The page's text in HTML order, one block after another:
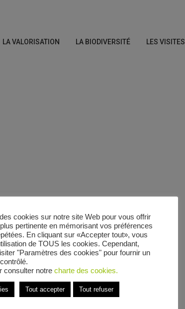
LA VALORISATION LA BIODIVERSITÉ LES VISITES
Louis
cookies sur notre site Web pour vous offrir
pertinente en mémorisant vos préférences
En cliquant sur «Accepter tout», vous
de TOUS les cookies. Cependant,
"Paramètres des cookies" pour fournir un
consulter notre charte des cookies.
Tout accepter Tout refuser